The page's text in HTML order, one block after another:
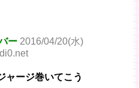
ー 2016/04/20(水)
ャージ巻いてこう